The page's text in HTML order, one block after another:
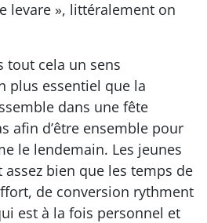
levare », littéralement on
tout cela un sens
plus essentiel que la
dans une fête
afin d’être ensemble pour
le lendemain. Les jeunes
bien que les temps de
de conversion rythment
est à la fois personnel et